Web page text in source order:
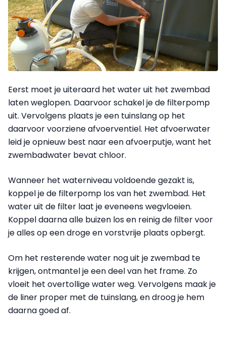
Eerst moet je uiteraard het water uit het zwembad
laten weglopen. Daarvoor schakel je de filterpomp
uit. Vervolgens plaats je een tuinslang op het
daarvoor voorziene afvoerventiel. Het afvoerwater
leid je opnieuw best naar een afvoerputje, want het
zwembadwater bevat chloor.
Wanneer het waterniveau voldoende gezakt is,
koppel je de filterpomp los van het zwembad. Het
water uit de filter laat je eveneens wegvloeien.
Koppel daarna alle buizen los en reinig de filter voor
je alles op een droge en vorstvrije plaats opbergt.
Om het resterende water nog uit je zwembad te
krijgen, ontmantel je een deel van het frame. Zo
vloeit het overtollige water weg. Vervolgens maak je
de liner proper met de tuinslang, en droog je hem
daarna goed af.